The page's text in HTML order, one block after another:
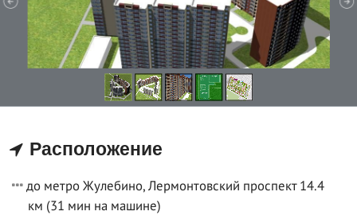
Расположение
до метро Жулебино, Лермонтовский проспект 14.4
км (31 мин на машине)